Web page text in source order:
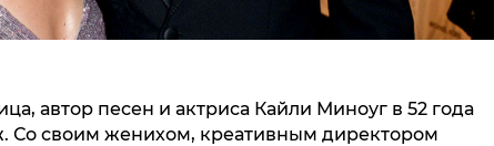
автор песен и актриса Кайли Миноуг в 52 года
Со своим женихом, креативным директором